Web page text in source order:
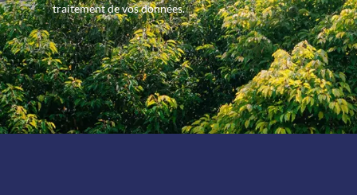
traitement de vos données.